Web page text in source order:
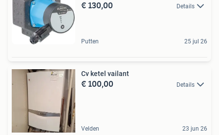
€ 130,00 Details
Putten 25 jul 26
Cv ketel vailant
€ 100,00 Details
Velden 23 jun 26